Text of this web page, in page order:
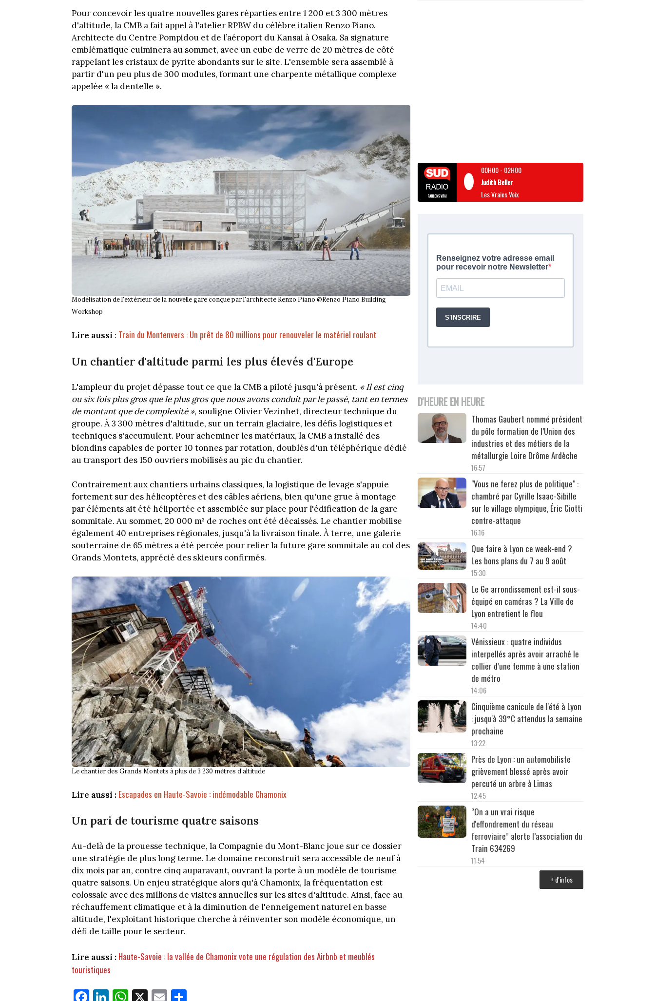
Pour concevoir les quatre nouvelles gares réparties entre 1 200 et 3 300 mètres
d'altitude, la CMB a fait appel à l'atelier RPBW du célèbre italien Renzo Piano.
Architecte du Centre Pompidou et de l’aéroport du Kansai à Osaka. Sa signature
emblématique culminera au sommet, avec un cube de verre de 20 mètres de côté
rappelant les cristaux de pyrite abondants sur le site. L'ensemble sera assemblé à
partir d'un peu plus de 300 modules, formant une charpente métallique complexe
appelée « la dentelle ».
Modélisation de l'extérieur de la nouvelle gare conçue par l'architecte Renzo Piano @Renzo Piano Building
Workshop
Lire aussi : Train du Montenvers : Un prêt de 80 millions pour renouveler le matériel roulant
Un chantier d'altitude parmi les plus élevés d'Europe
L'ampleur du projet dépasse tout ce que la CMB a piloté jusqu'à présent. « Il est cinq
ou six fois plus gros que le plus gros que nous avons conduit par le passé, tant en termes
de montant que de complexité », souligne Olivier Vezinhet, directeur technique du
groupe. À 3 300 mètres d'altitude, sur un terrain glaciaire, les défis logistiques et
techniques s'accumulent. Pour acheminer les matériaux, la CMB a installé des
blondins capables de porter 10 tonnes par rotation, doublés d'un téléphérique dédié
au transport des 150 ouvriers mobilisés au pic du chantier.
Contrairement aux chantiers urbains classiques, la logistique de levage s'appuie
fortement sur des hélicoptères et des câbles aériens, bien qu'une grue à montage
par éléments ait été héliportée et assemblée sur place pour l'édification de la gare
sommitale. Au sommet, 20 000 m³ de roches ont été décaissés. Le chantier mobilise
également 40 entreprises régionales, jusqu'à la livraison finale. À terre, une galerie
souterraine de 65 mètres a été percée pour relier la future gare sommitale au col des
Grands Montets, apprécié des skieurs confirmés.
Le chantier des Grands Montets à plus de 3 230 mètres d’altitude
Lire aussi : Escapades en Haute-Savoie : indémodable Chamonix
Un pari de tourisme quatre saisons
Au-delà de la prouesse technique, la Compagnie du Mont-Blanc joue sur ce dossier
une stratégie de plus long terme. Le domaine reconstruit sera accessible de neuf à
dix mois par an, contre cinq auparavant, ouvrant la porte à un modèle de tourisme
quatre saisons. Un enjeu stratégique alors qu'à Chamonix, la fréquentation est
colossale avec des millions de visites annuelles sur les sites d'altitude. Ainsi, face au
réchauffement climatique et à la diminution de l'enneigement naturel en basse
altitude, l'exploitant historique cherche à réinventer son modèle économique, un
défi de taille pour le secteur.
Lire aussi : Haute-Savoie : la vallée de Chamonix vote une régulation des Airbnb et meublés
touristiques
00H00- 02H00
Judith Beller
Les Vraies Voix
D'HEURE EN HEURE
Thomas Gaubert nommé président
du pôle formation de l’Union des
industries et des métiers de la
métallurgie Loire Drôme Ardèche
16:57
"Vous ne ferez plus de politique" :
chambré par Cyrille Isaac-Sibille
sur le village olympique, Éric Ciotti
contre-attaque
16:16
Que faire à Lyon ce week-end ?
Les bons plans du 7 au 9 août
15:30
Le 6e arrondissement est-il sous-
équipé en caméras ? La Ville de
Lyon entretient le flou
14:40
Vénissieux : quatre individus
interpellés après avoir arraché le
collier d’une femme à une station
de métro
14:06
Cinquième canicule de l'été à Lyon
: jusqu'à 39°C attendus la semaine
prochaine
13:22
Près de Lyon : un automobiliste
grièvement blessé après avoir
percuté un arbre à Limas
12:45
“On a un vrai risque
d'effondrement du réseau
ferroviaire” alerte l’association du
Train 634269
11:54
+ d'infos